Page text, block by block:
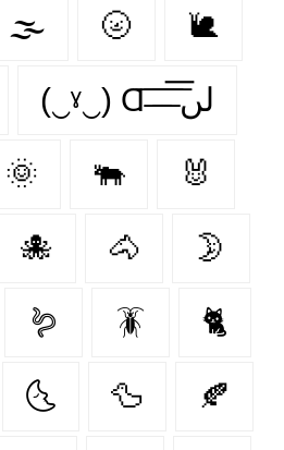
🌫️ 🌝 🐌
(‿ˠ‿) Ɑ͞ ̶͞ ̶͞ ̶͞ لں͞
🌞 🐃 🐰
🐙 🐴 🌛
🪱 🪳 🐈
🌜 🦆 🍂